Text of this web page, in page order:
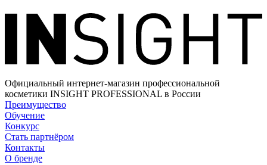
Официальный интернет-магазин профессиональной
косметики INSIGHT PROFESSIONAL в России
Преимущество
Обучение
Конкурс
Стать партнёром
Контакты
О бренде